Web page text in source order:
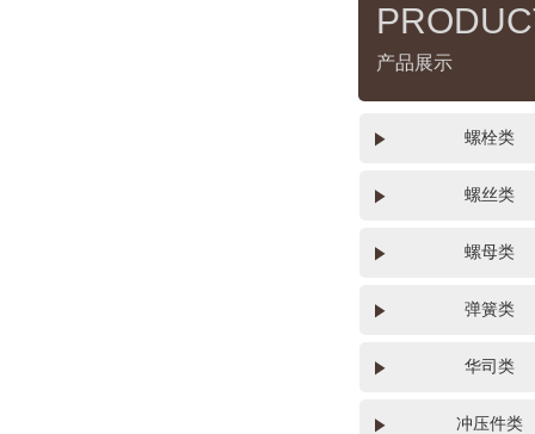
产品展示
螺栓类
螺丝类
螺母类
弹簧类
华司类
冲压件类